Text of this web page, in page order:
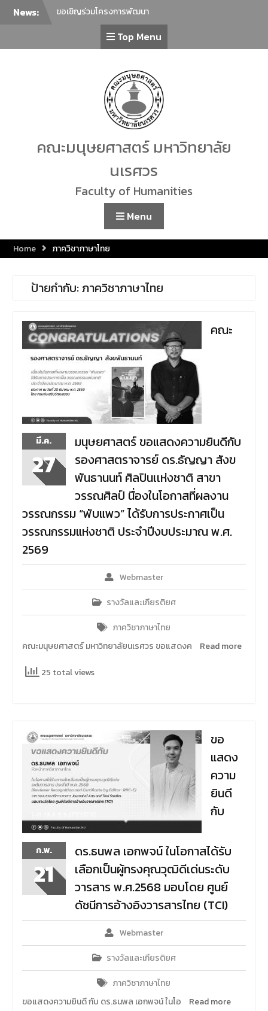
News:
ขอเชิญร่วมโครงการพัฒนา
ภาษาเพื่อยกระดับภาษาไทยสู่
นานาชาติ ครั้งที่ 2 ในหัวข้อ “การ
ล่าม การแปลภาษาไทยในฐานะ
ภาควิชาศิลปะการแสดง คณะ
มนุษยศาสตร์ มหาวิทยาลัย
นเรศวร ขอเชิญทุกท่านร่วมรับ
ชม การแสดงรำเดี่ยวมาตรฐาน
ทางด้านนาฏศิลป์ไทย ประจำปี
2569 โดยนิสิตชั้นปีที่ 4 สาขา
ขอเชิญเข้าร่วมกิจกรรม Lunch
Talk คณะมนุษยศาสตร์
คณะมนุษยศาสตร์ มหาวิทยาลัย
กิจกรรม “โครงการเชิดชูเกียรติ
ศิลปินท้องถิ่น”
โอกาสครบรอบ 36 ปี วันคล้าย
ร่วมทำบุญตักบาตรแด่พระภิกษุ
สงฆ์และสามเณร จำนวน 36 รูป
Top Menu
คณะมนุษยศาสตร์ มหาวิทยาลัย
นเรศวร
Faculty of Humanities
Menu
Home ภาควิชาภาษาไทย
ป้ายกำกับ:ภาควิชาภาษาไทย
มี.ค.
27
คณะ
มนุษยศาสตร์ ขอแสดงความยินดีกับ
รองศาสตราจารย์ ดร.ธัญญา สังข
พันธานนท์ ศิลปินเเห่งชาติ สาขา
วรรณศิลป์ นื่องในโอกาสที่ผลงาน
วรรณกรรม “พับแพว” ได้รับการประกาศเป็น
วรรณกรรมแห่งชาติ ประจำปีงบประมาณ พ.ศ.
2569
Webmaster
รางวัลและเกียรติยศ
ภาควิชาภาษาไทย
คณะมนุษยศาสตร์ มหาวิทยาลัยนเรศวร ขอแสดงค
Read more
25 total views
ก.พ.
21
ขอ
แสดง
ความ
ยินดี
กับ
ดร.ธนพล เอกพจน์ ในโอกาสได้รับ
เลือกเป็นผู้ทรงคุณวุฒิดีเด่นระดับ
วารสาร พ.ศ.2568 มอบโดย ศูนย์
ดัชนีการอ้างอิงวารสารไทย (TCI)
Webmaster
รางวัลและเกียรติยศ
ภาควิชาภาษาไทย
ขอแสดงความยินดี กับ ดร.ธนพล เอกพจน์ ในโอ
Read more